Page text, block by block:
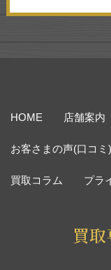
HOME 店舗案内
お客さまの声(口コミ)
買取コラム プラ
買取